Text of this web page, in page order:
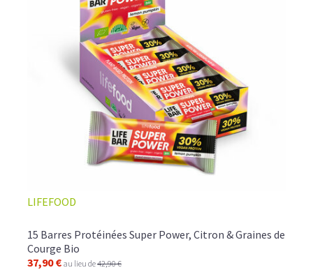
LIFEFOOD
15 Barres Protéinées Super Power, Citron & Graines de
Courge Bio
37,90 € au lieu de42,90 €